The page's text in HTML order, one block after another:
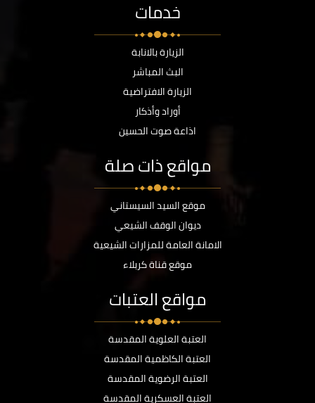
خدمات
الزيارة بالانابة
البث المباشر
الزيارة الافتراضية
أوراد وأذكار
اذاعة صوت الحسين
مواقع ذات صلة
موقع السيد السيستاني
ديوان الوقف الشيعي
الامانة العامة للمزارات الشيعية
موقع قناة كربلاء
مواقع العتبات
العتبة العلوية المقدسة
العتبة الكاظمية المقدسة
العتبة الرضوية المقدسة
العتبة العسكرية المقدسة